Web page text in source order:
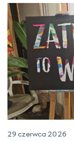
29 czerwca 2026